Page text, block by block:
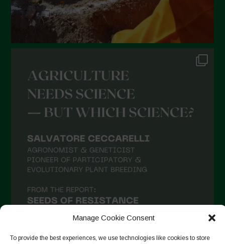
Manage Cookie Consent
To provide the best experiences, we use technologies like cookies to store
Gennaio 2022
Dicembre 2021
Novembre 2021
Settembre 2021
Agosto 2021
Luglio 2021
Aprile 2021
Febbraio 2021